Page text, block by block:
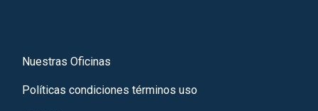
Nuestras Oficinas
Políticas condiciones términos uso